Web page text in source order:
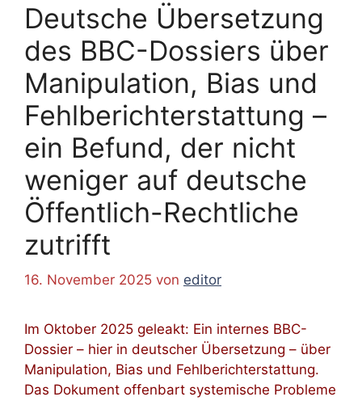
Deutsche Übersetzung
des BBC-Dossiers über
Manipulation, Bias und
Fehlberichterstattung –
ein Befund, der nicht
weniger auf deutsche
Öffentlich-Rechtliche
zutrifft
16. November 2025 von editor
Im Oktober 2025 geleakt: Ein internes BBC-
Dossier – hier in deutscher Übersetzung – über
Manipulation, Bias und Fehlberichterstattung.
Das Dokument offenbart systemische Probleme